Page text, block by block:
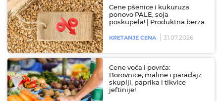
Cene pšenice i kukuruza
ponovo PALE, soja
poskupela! | Produktna berza
KRETANJE CENA 31.07.2026
Cene voća i povrća:
Borovnice, maline i paradajz
skuplji, paprika i tikvice
jeftinije!